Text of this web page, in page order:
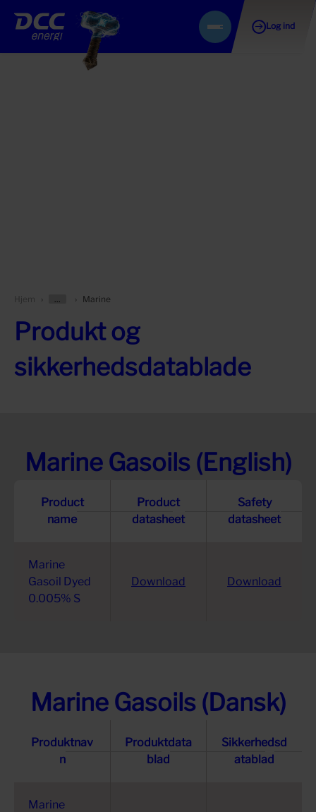
Gå
indhold
Menu
Log ind
Hjem
Vis/skjulMarine
Produkt og
sikkerhedsdatablade
Marine Gasoils (English)
Product
name
Product
datasheet
Safety
datasheet
Marine
Gasoil Dyed
0.005% S
Download Download
Marine Gasoils (Dansk)
Produktnav
n
Produktdata
blad
Sikkerhedsd
atablad
Marine